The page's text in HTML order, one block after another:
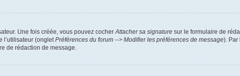
Une fois créée, vous pouvez cocher Attacher sa signature sur le formulaire de
l’utilisateur (onglet Préférences du forum --> Modifier les préférences de message). Par
de rédaction de message.